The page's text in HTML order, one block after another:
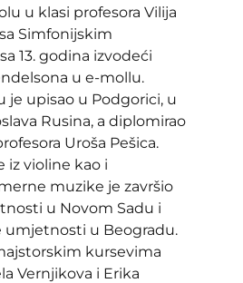
u klasi profesora Vilija
Simfonijskim
13. godina izvodeći
u e-mollu.
je upisao u Podgorici, u
Rusina, a diplomirao
Uroša Pešica.
iz violine kao i
muzike je završio
u Novom Sadu i
u Beogradu.
kursevima
Vernjikova i Erika